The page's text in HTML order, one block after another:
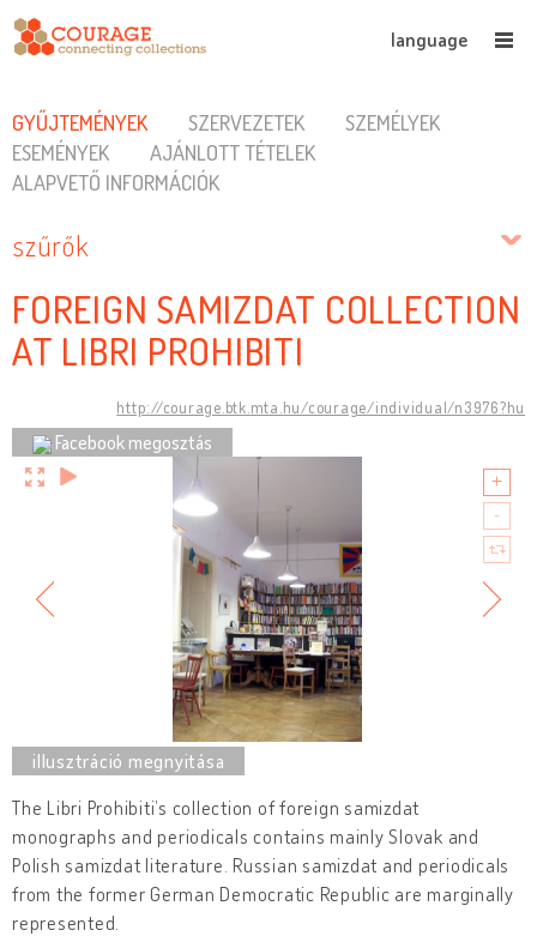
language
GYŰJTEMÉNYEK SZERVEZETEK
SZEMÉLYEK
ESEMÉNYEK
AJÁNLOTT TÉTELEK
ALAPVETŐ INFORMÁCIÓK
szűrők
FOREIGN SAMIZDAT COLLECTION
AT LIBRI PROHIBITI
http://courage.btk.mta.hu/courage/individual/n3976?hu
Facebook megosztás
The Libri Prohibiti’s collection of foreign samizdat
monographs and periodicals contains mainly Slovak and
Polish samizdat literature. Russian samizdat and periodicals
from the former German Democratic Republic are marginally
represented.